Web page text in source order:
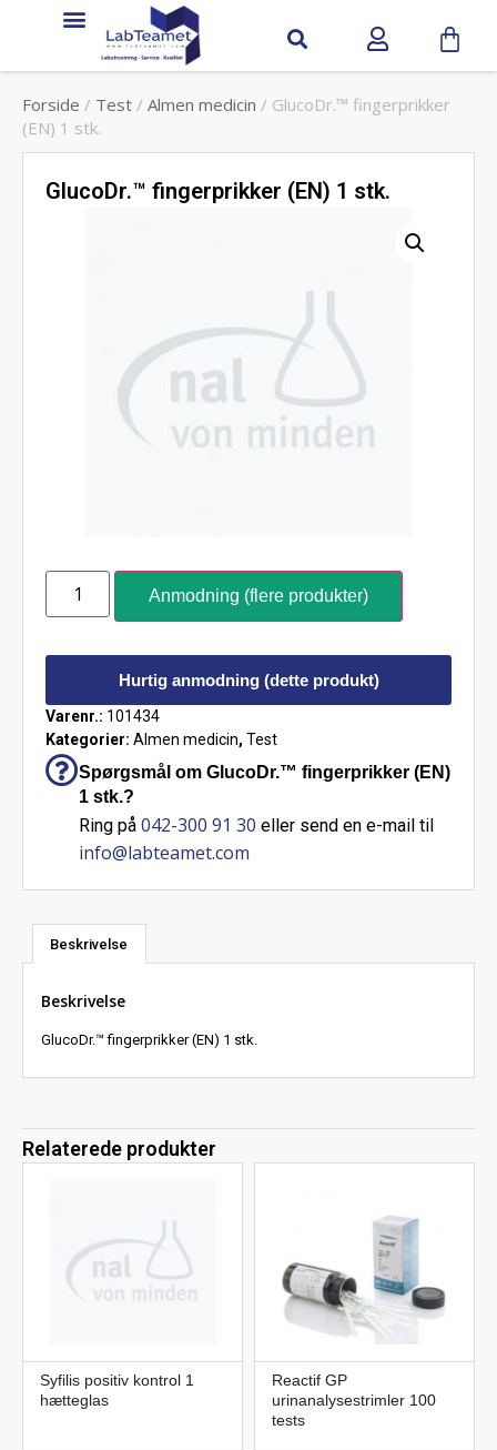
Forside / Test / Almen medicin / GlucoDr.™ fingerprikker
(EN) 1 stk.
GlucoDr.™ fingerprikker (EN) 1 stk.
Anmodning (flere produkter)
Hurtig anmodning (dette produkt)
Varenr.: 101434
Kategorier: Almen medicin, Test
Spørgsmål om GlucoDr.™ fingerprikker (EN)
1 stk.?
Ring på 042-300 91 30 eller send en e-mail til
info@labteamet.com
Beskrivelse
Beskrivelse
GlucoDr.™ fingerprikker (EN) 1 stk.
Relaterede produkter
Syfilis positiv kontrol 1
hætteglas
Reactif GP
urinanalysestrimler 100
tests